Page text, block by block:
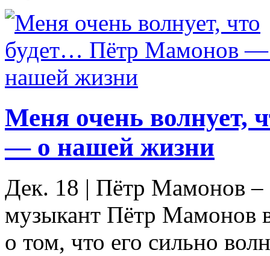
Меня очень волнует,
— о нашей жизни
Дек. 18 | Пётр Мамонов –
музыкант Пётр Мамонов
о том, что его сильно